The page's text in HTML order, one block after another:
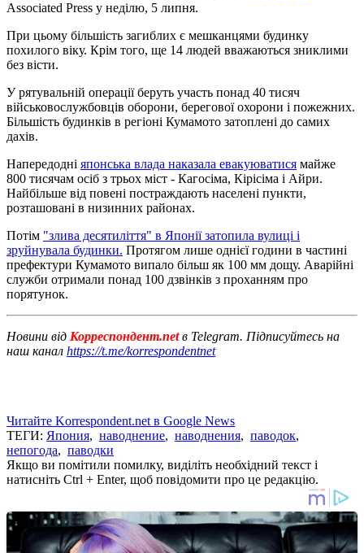
Associated Press у неділю, 5 липня.
При цьому більшість загиблих є мешканцями будинку
похилого віку. Крім того, ще 14 людей вважаються зниклими
без вісти.
У рятувальній операції беруть участь понад 40 тисяч
військовослужбовців оборони, берегової охорони і пожежних.
Більшість будинків в регіоні Кумамото затоплені до самих
дахів.
Напередодні японська влада наказала евакуюватися майже
800 тисячам осіб з трьох міст - Кагосіма, Кірісіма і Айри.
Найбільше від повені постраждають населені пункти,
розташовані в низинних районах.
Потім "злива десятиліття" в Японії затопила вулиці і
зруйнувала будинки. Протягом лише однієї години в частині
префектури Кумамото випало більш як 100 мм дощу. Аварійні
служби отримали понад 100 дзвінків з проханням про
порятунок.
Новини від Корреспондент.netв Telegram. Підписуйтесь на
наш канал https://t.me/korrespondentnet
Читайте Korrespondent.net в Google News
ТЕГИ: Япония, наводнение, наводнения, паводок,
непогода, паводки
Якщо ви помітили помилку, виділіть необхідний текст і
натисніть Ctrl + Enter, щоб повідомити про це редакцію.